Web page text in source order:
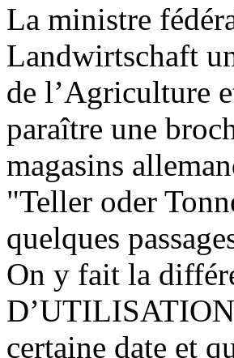
La ministre
Landwirtschaft
de l’Agriculture
paraître une
magasins
"Teller oder
quelques
On y fait la
certaine date et